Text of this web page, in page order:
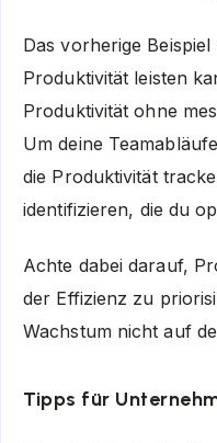
Das vorherige
Produktivität leisten
Produktivität ohne
Um deine
die Produktivität
identifizieren, die du
Achte dabei darauf,
der Effizienz zu
Wachstum nicht auf
Tipps für